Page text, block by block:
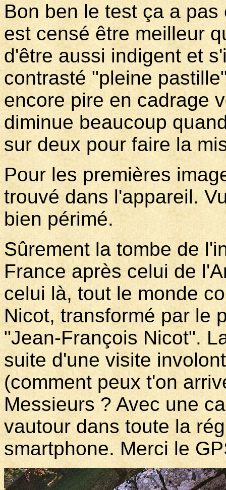
Bon ben le test ça a
est censé être meilleur
d'être aussi indigent et
contrasté "pleine
encore pire en cadrage
diminue beaucoup
sur deux pour faire la
Pour les premières
trouvé dans l'appareil.
bien périmé.
Sûrement la tombe de
France après celui de
celui là, tout le monde
Nicot, transformé par le
"Jean-François Nicot".
suite d'une visite
(comment peux t'on
Messieurs ? Avec une
vautour dans toute la
smartphone. Merci le